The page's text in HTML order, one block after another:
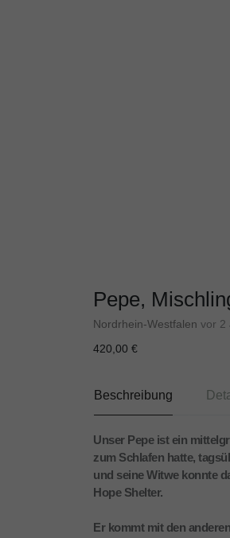
Pepe,
Nordrhein-Westfalen vor 2
420,00 €
Beschreibung
Unser Pepe ist ein
zum Schlafen hatte,
und seine Witwe konnte
Hope Shelter.
Er kommt mit den